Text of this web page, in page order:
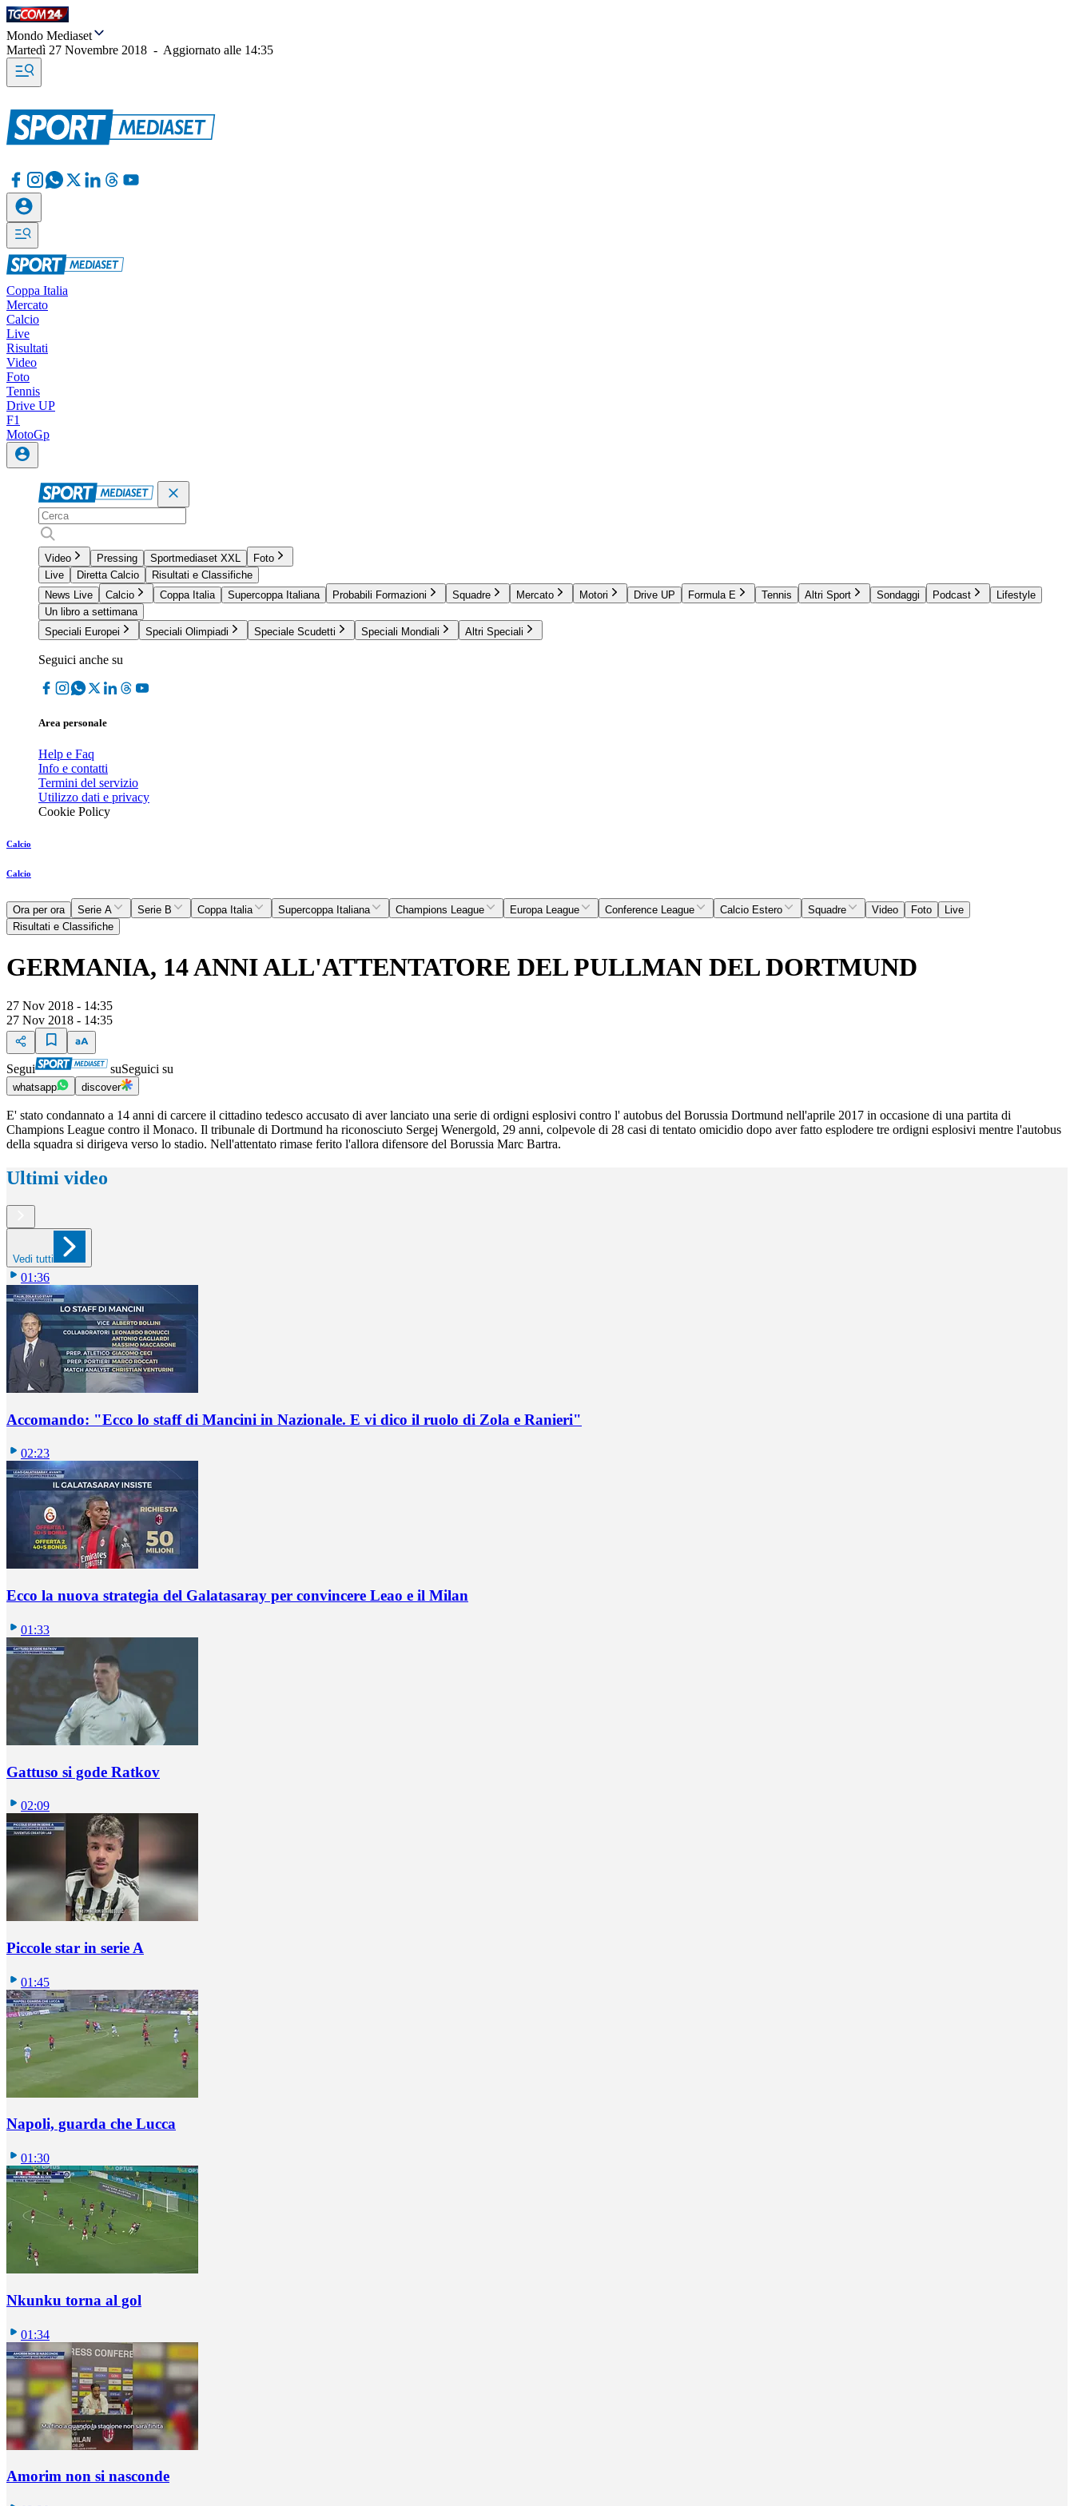
Mondo Mediaset
Martedì 27 Novembre 2018 - Aggiornato alle 14:35
Coppa Italia
Mercato
Calcio
Live
Risultati
Video
Foto
Tennis
Drive UP
F1
MotoGp
Video Pressing Sportmediaset XXL
Foto
Live
Diretta Calcio
Risultati e Classifiche
News Live
Calcio Coppa Italia Supercoppa Italiana Probabili Formazioni Squadre Mercato Motori Drive UP Formula E Tennis Altri Sport Sondaggi Podcast
Lifestyle
Un libro a settimana
Speciali Europei
Speciali Olimpiadi Speciale Scudetti Speciali Mondiali Altri Speciali
Seguici anche su
Area personale
Help e Faq
Info e contatti
Termini del servizio
Utilizzo dati e privacy
Cookie Policy
Calcio
Calcio
Ora per ora Serie A Serie B Coppa Italia Supercoppa Italiana Champions League Europa League Conference League Calcio Estero Squadre Video Foto
Live
Risultati e Classifiche
GERMANIA, 14 ANNI ALL'ATTENTATORE DEL PULLMAN DEL DORTMUND
27 Nov 2018 - 14:35
27 Nov 2018 - 14:35
Segui suSeguici su
whatsapp discover
E' stato condannato a 14 anni di carcere il cittadino tedesco accusato di aver lanciato una serie di ordigni esplosivi contro l' autobus del Borussia Dortmund nell'aprile 2017 in occasione di una partita di
Champions League contro il Monaco. Il tribunale di Dortmund ha riconosciuto Sergej Wenergold, 29 anni, colpevole di 28 casi di tentato omicidio dopo aver fatto esplodere tre ordigni esplosivi mentre l'autobus
della squadra si dirigeva verso lo stadio. Nell'attentato rimase ferito l'allora difensore del Borussia Marc Bartra.
Ultimi video
Vedi tutti
01:36
Accomando: "Ecco lo staff di Mancini in Nazionale. E vi dico il ruolo di Zola e Ranieri"
02:23
Ecco la nuova strategia del Galatasaray per convincere Leao e il Milan
01:33
Gattuso si gode Ratkov
02:09
Piccole star in serie A
01:45
Napoli, guarda che Lucca
01:30
Nkunku torna al gol
01:34
Amorim non si nasconde